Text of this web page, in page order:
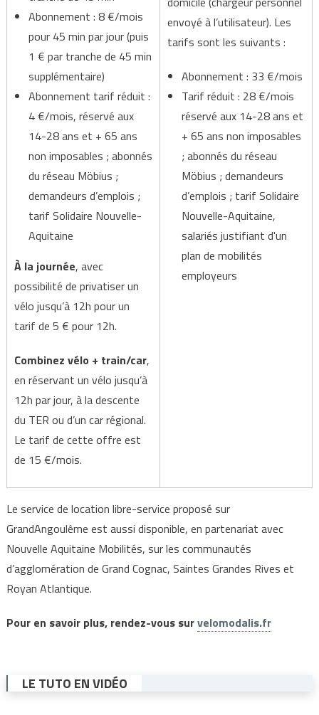
Abonnement : 8 €/mois
pour 45 min par jour (puis
1 € par tranche de 45 min
supplémentaire)
Abonnement tarif réduit :
4 €/mois, réservé aux
14-28 ans et + 65 ans
non imposables ; abonnés
du réseau Möbius ;
demandeurs d’emplois ;
tarif Solidaire Nouvelle-
Aquitaine
À la journée, avec
possibilité de privatiser un
vélo jusqu’à 12h pour un
tarif de 5 € pour 12h.
Combinez vélo + train/car,
en réservant un vélo jusqu’à
12h par jour, à la descente
du TER ou d’un car régional.
Le tarif de cette offre est
de 15 €/mois.
envoyé à l’utilisateur). Les
tarifs sont les suivants :
Abonnement : 33 €/mois
Tarif réduit : 28 €/mois
réservé aux 14-28 ans et
+ 65 ans non imposables
; abonnés du réseau
Möbius ; demandeurs
d’emplois ; tarif Solidaire
Nouvelle-Aquitaine,
salariés justifiant d'un
plan de mobilités
employeurs
Le service de location libre-service proposé sur
GrandAngoulême est aussi disponible, en partenariat avec
Nouvelle Aquitaine Mobilités, sur les communautés
d’agglomération de Grand Cognac, Saintes Grandes Rives et
Royan Atlantique.
Pour en savoir plus, rendez-vous survelomodalis.fr
LE TUTO EN VIDÉO